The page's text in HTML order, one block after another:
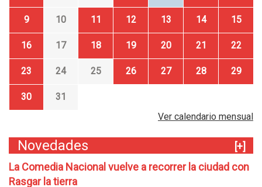
9 10 11 12 13 14 15
16 17 18 19 20 21 22
23 24 25 26 27 28 29
30
31
Ver calendario mensual
Novedades
[+]
La Comedia Nacional vuelve a recorrer la ciudad con
Rasgar la tierra